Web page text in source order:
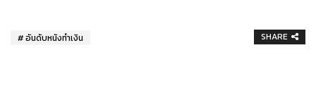
อันดับหนังทำเงิน SHARE